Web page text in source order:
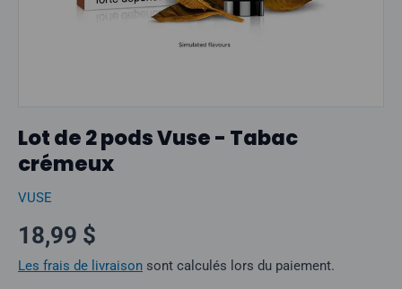
Lot de 2 pods Vuse - Tabac
crémeux
VUSE
Prix normal
18,99 $
Les frais de livraison sont calculés lors du paiement.